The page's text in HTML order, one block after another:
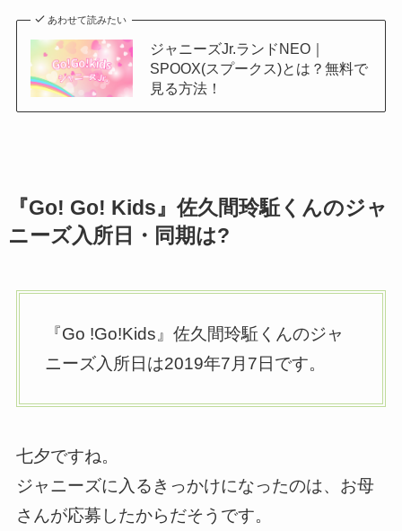
あわせて読みたい
ジャニーズJr.ランドNEO｜
SPOOX(スプークス)とは？無料で
見る方法！
『Go! Go! Kids』佐久間玲駈くんのジャ
ニーズ入所日・同期は?
『Go !Go!Kids』佐久間玲駈くんのジャ
ニーズ入所日は2019年7月7日です。
七夕ですね。
ジャニーズに入るきっかけになったのは、お母
さんが応募したからだそうです。